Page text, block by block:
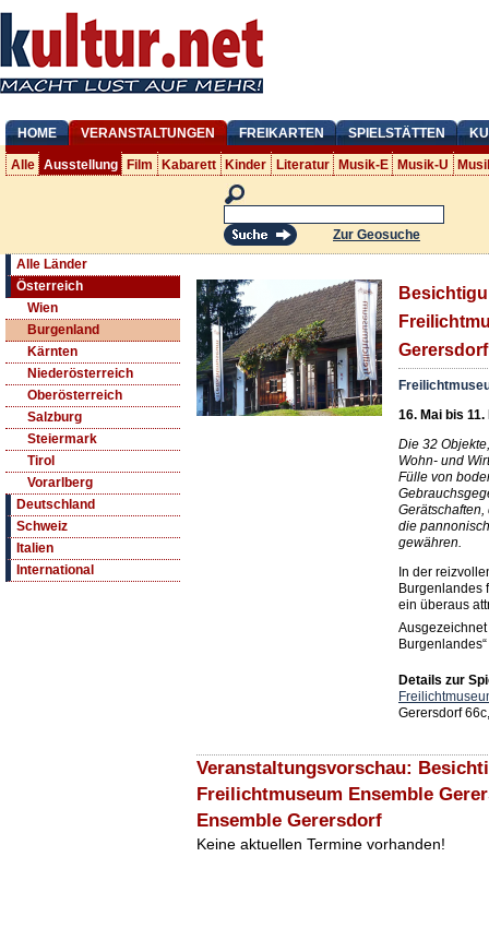
HOME VERANSTALTUNGEN FREIKARTEN SPIELSTÄTTEN
Alle Ausstellung Film Kabarett Kinder Literatur Musik-E Musik-U
Zur Geosuche
Alle Länder
Österreich
Wien
Burgenland
Kärnten
Niederösterreich
Oberösterreich
Salzburg
Steiermark
Tirol
Vorarlberg
Deutschland
Schweiz
Italien
International
Gerersdorf
16. Mai bis 11.
Die 32
Wohn- und
Fülle von
die
gewähren.
In der
Burgenlandes
ein überaus
Ausgezeichnet
Details zur
Gerersdorf
Veranstaltungsvorschau:
Freilichtmuseum Ensemble
Ensemble Gerersdorf
Keine aktuellen Termine vorhanden!